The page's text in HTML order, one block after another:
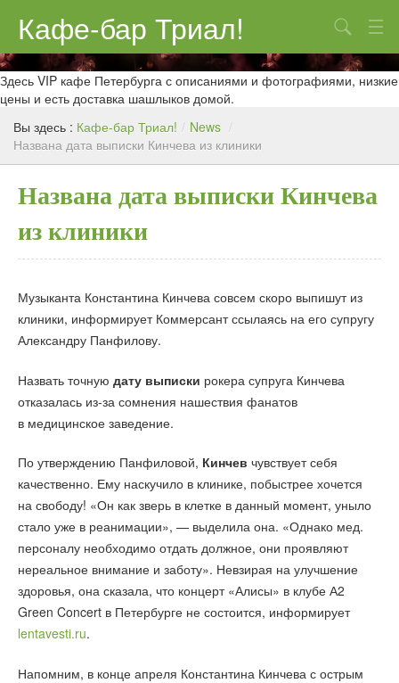
Кафе-бар Триал!
О нас
Меню
Контакты
Поиск
Здесь VIP кафе Петербурга с описаниями и фотографиями, низкие
цены и есть доставка шашлыков домой.
Вы здесь : Кафе-бар Триал! / News /
Названа дата выписки Кинчева из клиники
Названа дата выписки Кинчева
из клиники
Музыканта Константина Кинчева совсем скоро выпишут из
клиники, информирует Коммерсант ссылаясь на его супругу
Александру Панфилову.
Назвать точную дату выписки рокера супруга Кинчева
отказалась из-за сомнения нашествия фанатов
в медицинское заведение.
По утверждению Панфиловой, Кинчев чувствует себя
качественно. Ему наскучило в клинике, побыстрее хочется
на свободу! «Он как зверь в клетке в данный момент, уныло
стало уже в реанимации», — выделила она. «Однако мед.
персоналу необходимо отдать должное, они проявляют
нереальное внимание и заботу». Невзирая на улучшение
здоровья, она сказала, что концерт «Алисы» в клубе А2
Green Concert в Петербурге не состоится, информирует
lentavesti.ru.
Напомним, в конце апреля Константина Кинчева с острым